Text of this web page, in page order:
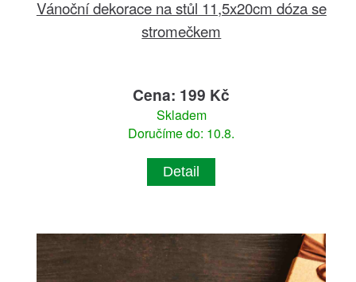
Vánoční dekorace na stůl 11,5x20cm dóza se
stromečkem
Cena: 199 Kč
Skladem
Doručíme do: 10.8.
Detail